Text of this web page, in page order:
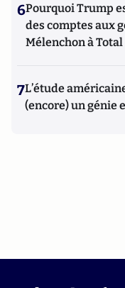
6Pourquoi Trump
des comptes aux
Mélenchon à Total
7L’étude
(encore) un génie